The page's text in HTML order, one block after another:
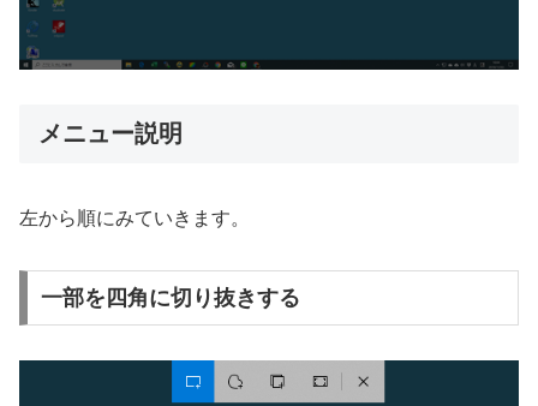
メニュー説明
左から順にみていきます。
一部を四角に切り抜きする